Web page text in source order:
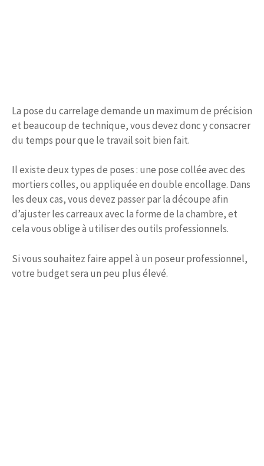
La pose du carrelage demande un maximum de précision
et beaucoup de technique, vous devez donc y consacrer
du temps pour que le travail soit bien fait.
Il existe deux types de poses : une pose collée avec des
mortiers colles, ou appliquée en double encollage. Dans
les deux cas, vous devez passer par la découpe afin
d’ajuster les carreaux avec la forme de la chambre, et
cela vous oblige à utiliser des outils professionnels.
Si vous souhaitez faire appel à un poseur professionnel,
votre budget sera un peu plus élevé.